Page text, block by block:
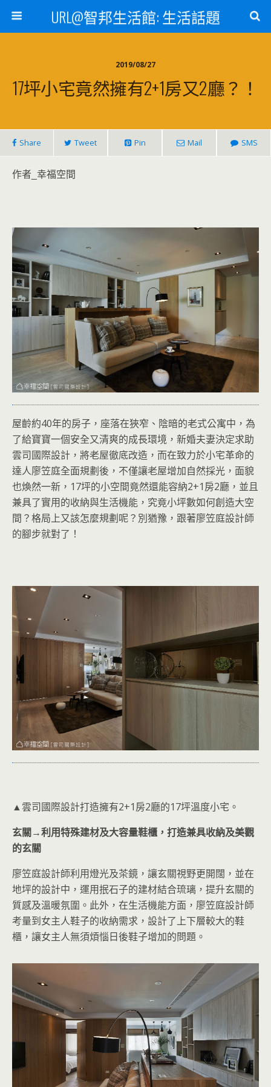
URL@智邦生活館: 生活話題
2019/08/27
17坪小宅竟然擁有2+1房又2廳？！
Share Tweet Pin Mail SMS
作者_幸福空間
屋齡約40年的房子，座落在狹窄、陰暗的老式公寓中，為
了給寶寶一個安全又清爽的成長環境，新婚夫妻決定求助
雲司國際設計，將老屋徹底改造，而在致力於小宅革命的
達人廖笠庭全面規劃後，不僅讓老屋增加自然採光，面貌
也煥然一新，17坪的小空間竟然還能容納2+1房2廳，並且
兼具了實用的收納與生活機能，究竟小坪數如何創造大空
間？格局上又該怎麼規劃呢？別猶豫，跟著廖笠庭設計師
的腳步就對了！
▲雲司國際設計打造擁有2+1房2廳的17坪溫度小宅。
玄關→利用特殊建材及大容量鞋櫃，打造兼具收納及美觀
的玄關
廖笠庭設計師利用燈光及茶鏡，讓玄關視野更開闊，並在
地坪的設計中，運用抿石子的建材結合琉璃，提升玄關的
質感及溫暖氛圍。此外，在生活機能方面，廖笠庭設計師
考量到女主人鞋子的收納需求，設計了上下層較大的鞋
櫃，讓女主人無須煩惱日後鞋子增加的問題。